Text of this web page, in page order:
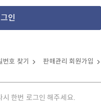
인
호 찾기 판매관리 회원가입
시 한번 로그인 해주세요.